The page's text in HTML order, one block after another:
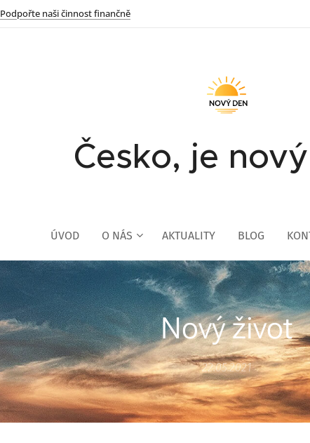
Podpořte naši činnost finančně
Česko, je
ÚVOD O NÁS AKTUALITY BLOG
Nový život
22.05.2021